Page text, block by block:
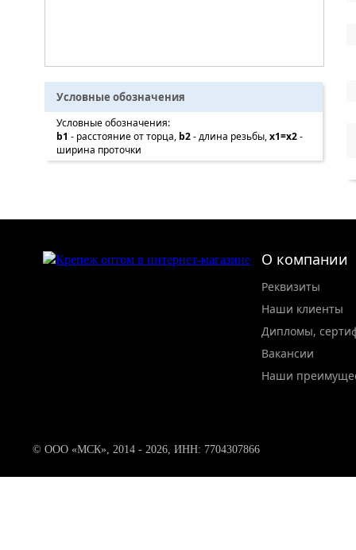
Условные обозначения
Условные обозначения:
b1 - расстояние от торца, b2- длина резьбы,x1=x2-
ширина проточки
О компании
Реквизиты
Наши клиенты
Дипломы,
Вакансии
Наши
© ООО «МСК», 2014 - 2026, ИНН: 7704307866